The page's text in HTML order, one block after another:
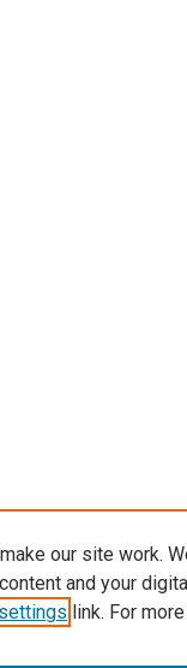
our site work.
and your
link. For